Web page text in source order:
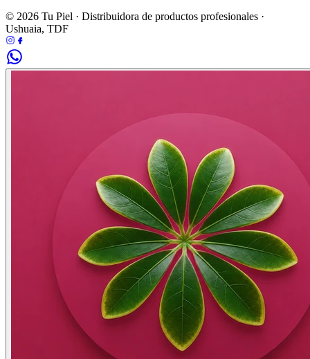
© 2026 Tu Piel · Distribuidora de productos profesionales ·
Ushuaia, TDF